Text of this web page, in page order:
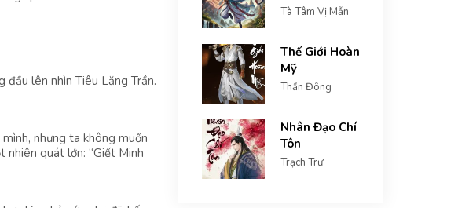
đầu lên nhìn Tiêu Lăng Trần.
nhưng ta không muốn
nhiên quát lớn: “Giết Minh
Tà Tâm Vị Mẫn
Thế Giới Hoàn
Mỹ
Thần Đông
Nhân Đạo Chí
Tôn
Trạch Trư